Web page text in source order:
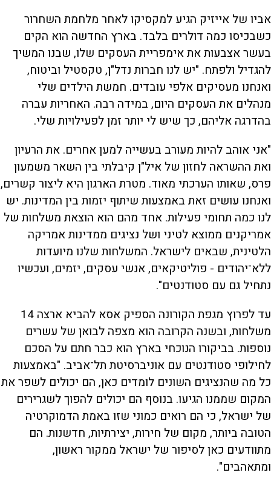
אביו של אייזיק הגיע למקסיקו לאחר מלחמת השחרור
כשבכיסו כמה דולרים בלבד. בארץ החדשה הוא הקים
בעשר אצבעות את אימפריית העסקים שלו, שבנו המשיך
להגדיל ולפתח. "יש לנו חברות נדל"ן, טקסטיל וביטוח,
ואנחנו מעסיקים אלפי עובדים. חמשת הילדים שלי
מנהלים את העסקים היום, במידה רבה. האחריות עברה
בהדרגה אליהם, כך שיש לי יותר זמן לפעילויות שלי.
"אני אוהב להיות מעורב בעשייה למען אחרים. את הרעיון
ואת ההשראה לחזון של איל"ן קיבלתי בין השאר משמעון
פרס, שאותו הערכתי מאוד. מטרת הארגון היא ליצור קשרים,
ואנחנו עושים זאת באמצעות שיתוף יזמות בין המדינות. יש
לנו כמה תחומי פעילות. אחד מהם הוא הוצאת משלחות של
אמריקנים ממוצא לטיני ושל נציגים ממדינות אמריקה
הלטינית, שבאים לישראל. המשלחות שלנו מיועדות
ללא־יהודים - פוליטיקאים, אנשי עסקים, יזמים, ועכשיו
נתחיל גם עם סטודנטים".
עד לפרוץ מגפת הקורונה הספיק אסא להביא ארצה 14
משלחות, ובשנה הקרובה הוא מצפה לבואן של עשרים
נוספות. בביקורו הנוכחי בארץ הוא כבר חתם על הסכם
לחילופי סטודנטים עם אוניברסיטת תל־אביב. "באמצעות
כל מה שהנציגים השונים לומדים כאן, הם יכולים לשפר את
המקום שממנו הגיעו. בנוסף הם יכולים להפוך לשגרירים
של ישראל, כי הם רואים כמוני שזו באמת הדמוקרטיה
הטובה ביותר, מקום של חירות, יצירתיות, חדשנות. הם
מתוודעים כאן לסיפור של ישראל ממקור ראשון,
ומתאהבים".